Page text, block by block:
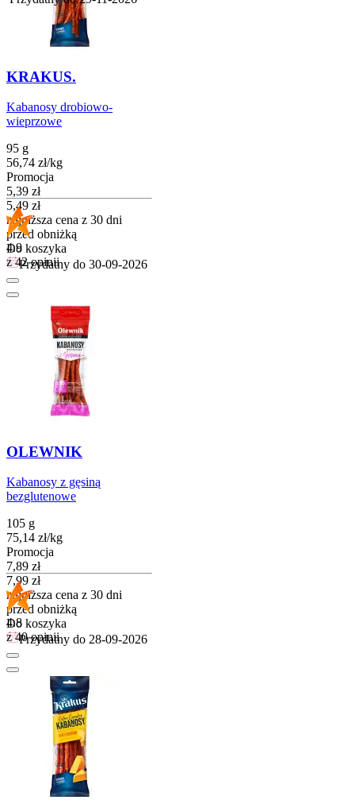
KRAKUS.
Kabanosy drobiowo-
wieprzowe
95 g
56,74 zł/kg
Promocja
Cena promocyjna
5,39 zł
5,49 zł
najniższa cena z 30 dni
przed obniżką
Do koszyka
Przydatny do 30-09-2026
4.9
z 42 opinii
OLEWNIK
Kabanosy z gęsiną
bezglutenowe
105 g
75,14 zł/kg
Promocja
Cena promocyjna
7,89 zł
7,99 zł
najniższa cena z 30 dni
przed obniżką
Do koszyka
Przydatny do 28-09-2026
4.8
z 40 opinii